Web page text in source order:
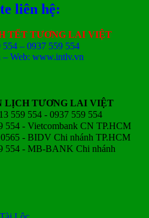
liên hệ:
TẾT TƯƠNG LAI VIỆT
– 0937 559 554
– Web: www.intlv.vn
LỊCH TƯƠNG LAI VIỆT
559 554 - 0937 559 554
554 - Vietcombank CN TP.HCM
- BIDV Chi nhánh TP.HCM
554 - MB-BANK Chi nhánh